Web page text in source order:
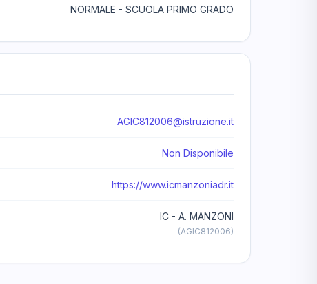
NORMALE - SCUOLA PRIMO GRADO
AGIC812006@istruzione.it
Non Disponibile
https://www.icmanzoniadr.it
IC - A. MANZONI
(AGIC812006)